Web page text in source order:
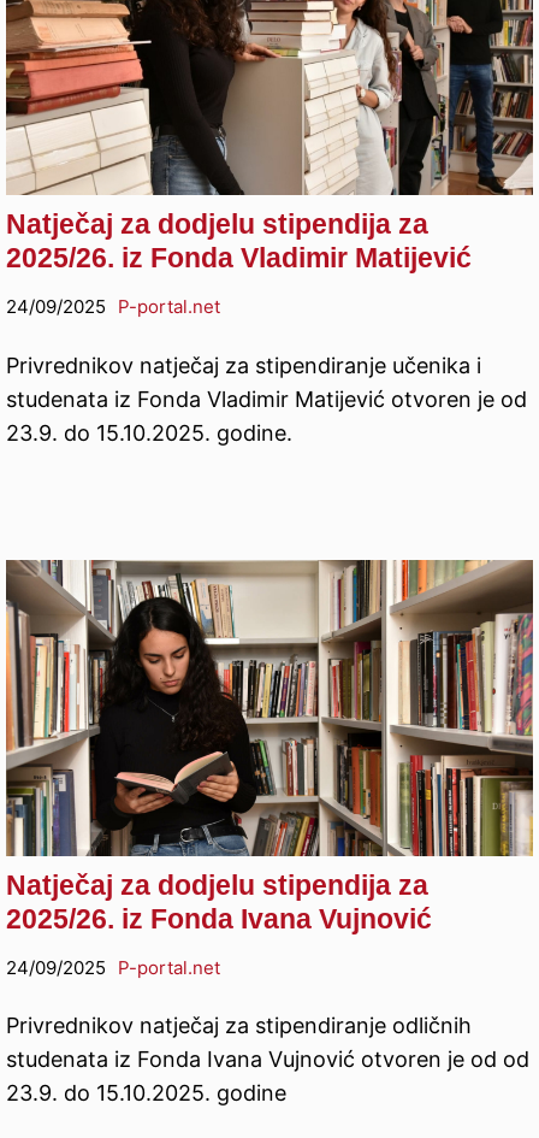
Natječaj za dodjelu stipendija za
2025/26. iz Fonda Vladimir Matijević
24/09/2025 P-portal.net
Privrednikov natječaj za stipendiranje učenika i
studenata iz Fonda Vladimir Matijević otvoren je od
23.9. do 15.10.2025. godine.
Natječaj za dodjelu stipendija za
2025/26. iz Fonda Ivana Vujnović
24/09/2025 P-portal.net
Privrednikov natječaj za stipendiranje odličnih
studenata iz Fonda Ivana Vujnović otvoren je od od
23.9. do 15.10.2025. godine